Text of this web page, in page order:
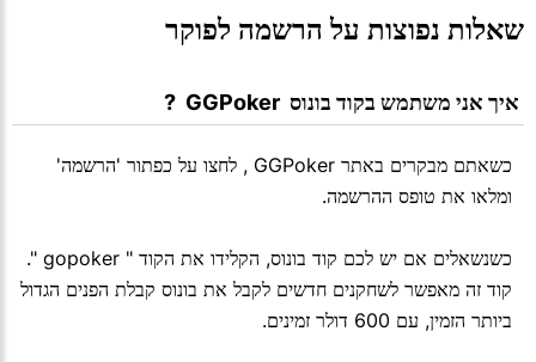
שאלות נפוצות על הרשמה לפוקר
כשאתם מבקרים באתר GGPoker , לחצו על כפתור 'הרשמה'
ומלאו את טופס ההרשמה.
כשנשאלים אם יש לכם קוד בונוס, הקלידו את הקוד " gopoker ".
קוד זה מאפשר לשחקנים חדשים לקבל את בונוס קבלת הפנים הגדול
ביותר הזמין, עם 600 דולר זמינים.